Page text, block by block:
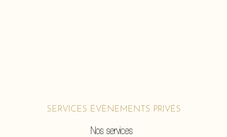
SERVICES ÉVÈNEMENTS PRIVÉS
Nos services